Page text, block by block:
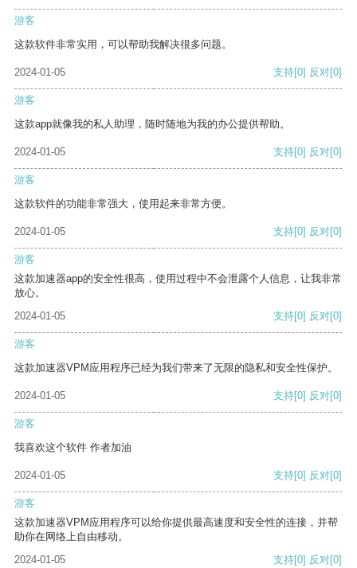
游客
这款软件非常实用，可以帮助我解决很多问题。
2024-01-05 支持[0] 反对[0]
游客
这款app就像我的私人助理，随时随地为我的办公提供帮助。
2024-01-05 支持[0] 反对[0]
游客
这款软件的功能非常强大，使用起来非常方便。
2024-01-05 支持[0] 反对[0]
游客
这款加速器app的安全性很高，使用过程中不会泄露个人信息，让我非常
放心。
2024-01-05
支持[0] 反对[0]
游客
这款加速器VPM应用程序已经为我们带来了无限的隐私和安全性保护。
2024-01-05 支持[0] 反对[0]
游客
我喜欢这个软件 作者加油
2024-01-05 支持[0] 反对[0]
游客
这款加速器VPM应用程序可以给你提供最高速度和安全性的连接，并帮
助你在网络上自由移动。
2024-01-05
支持[0] 反对[0]